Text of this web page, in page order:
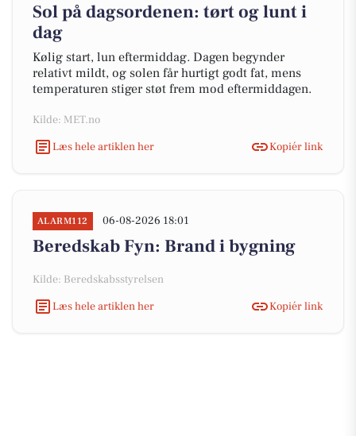
Sol på dagsordenen: tørt og lunt i
dag
Kølig start, lun eftermiddag. Dagen begynder
relativt mildt, og solen får hurtigt godt fat, mens
temperaturen stiger støt frem mod eftermiddagen.
Kilde: MET.no
Læs hele artiklen her
Kopiér link
ALARM112 06-08-2026 18:01
Beredskab Fyn: Brand i bygning
Kilde: Beredskabsstyrelsen
Læs hele artiklen her
Kopiér link